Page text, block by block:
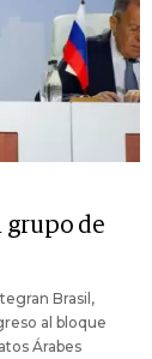
grupo de
Brasil,
al bloque
Árabes